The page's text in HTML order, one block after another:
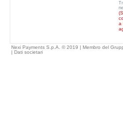
a
Nexi Payments S.p.A. © 2019 | Membro del
| Dati societari